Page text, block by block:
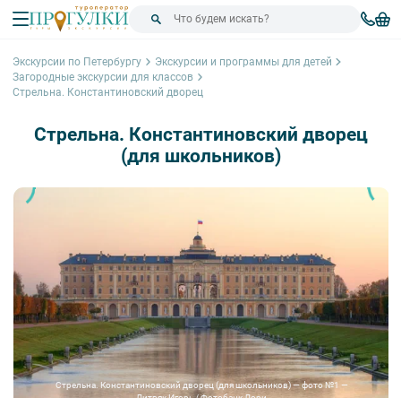
Экскурсии по Петербургу
Экскурсии и программы для детей
Загородные экскурсии для классов
Стрельна. Константиновский дворец
Стрельна. Константиновский дворец
(для школьников)
Стрельна. Константиновский дворец (для школьников) — фото №1 —